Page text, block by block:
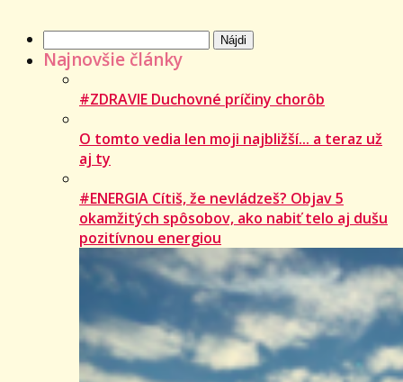
Hľadať:
Najnovšie články
#ZDRAVIE Duchovné príčiny chorôb
O tomto vedia len moji najbližší... a teraz už
aj ty
#ENERGIA Cítiš, že nevládzeš? Objav 5
okamžitých spôsobov, ako nabiť telo aj dušu
pozitívnou energiou